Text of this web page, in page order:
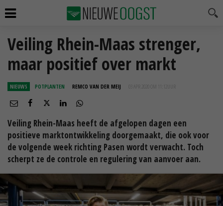
Veiling Rhein-Maas strenger,
maar positief over markt
NIEUWS POTPLANTEN REMCO VAN DER MEIJ 03 APR 2020 OM 11:12
Veiling Rhein-Maas heeft de afgelopen dagen een
positieve marktontwikkeling doorgemaakt, die ook voor
de volgende week richting Pasen wordt verwacht. Toch
scherpt ze de controle en regulering van aanvoer aan.